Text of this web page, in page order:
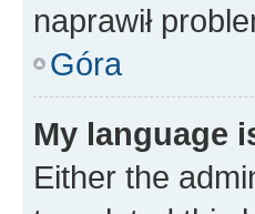
naprawił
Góra
My language
Either the